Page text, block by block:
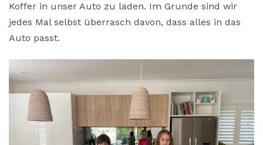
Koffer in unser Auto zu laden. Im Grunde sind wir
jedes Mal selbst überrasch davon, dass alles in das
Auto passt.